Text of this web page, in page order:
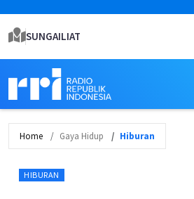
SUNGAILIAT
Home Gaya Hidup Hiburan
HIBURAN